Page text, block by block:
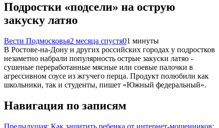
Подростки «подсели» на острую
закуску латяо
Вести Подмосковья2 месяца спустя01 минуты
В Ростове-на-Дону и других российских городах у подростков
незаметно набрали популярность острые закуски латяо -
сушеные переработанные мясные или соевые палочки в
агрессивном соусе из жгучего перца. Продукт полюбили как
школьники, так и студенты, пишет «Южный федеральный».
Навигация по записям
Предыдущая: Как защитить ребенка от интернет-мошенников: